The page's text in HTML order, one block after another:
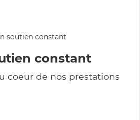
constant
coeur de nos prestations